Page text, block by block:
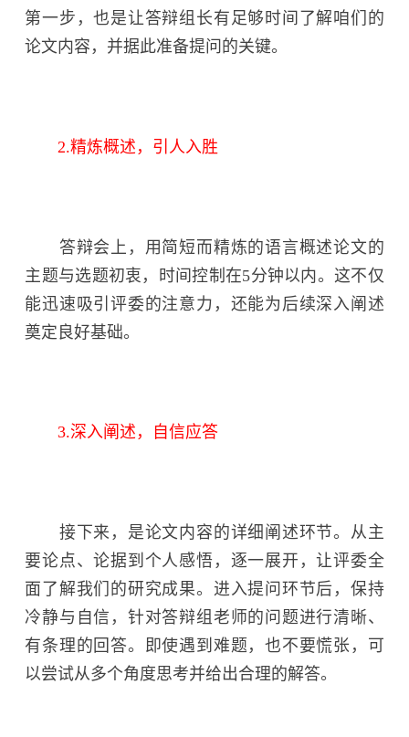
第一步，也是让答辩组长有足够时间了解咱们的
论文内容，并据此准备提问的关键。
2.精炼概述，引人入胜
答辩会上，用简短而精炼的语言概述论文的
主题与选题初衷，时间控制在5分钟以内。这不仅
能迅速吸引评委的注意力，还能为后续深入阐述
奠定良好基础。
3.深入阐述，自信应答
接下来，是论文内容的详细阐述环节。从主
要论点、论据到个人感悟，逐一展开，让评委全
面了解我们的研究成果。进入提问环节后，保持
冷静与自信，针对答辩组老师的问题进行清晰、
有条理的回答。即使遇到难题，也不要慌张，可
以尝试从多个角度思考并给出合理的解答。